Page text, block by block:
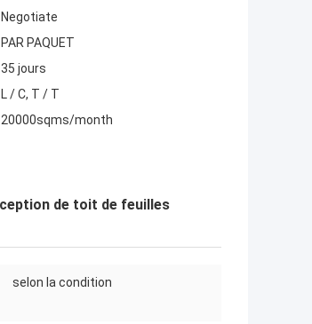
Negotiate
PAR PAQUET
35 jours
L / C, T / T
20000sqms/month
de toit de feuilles
selon la condition